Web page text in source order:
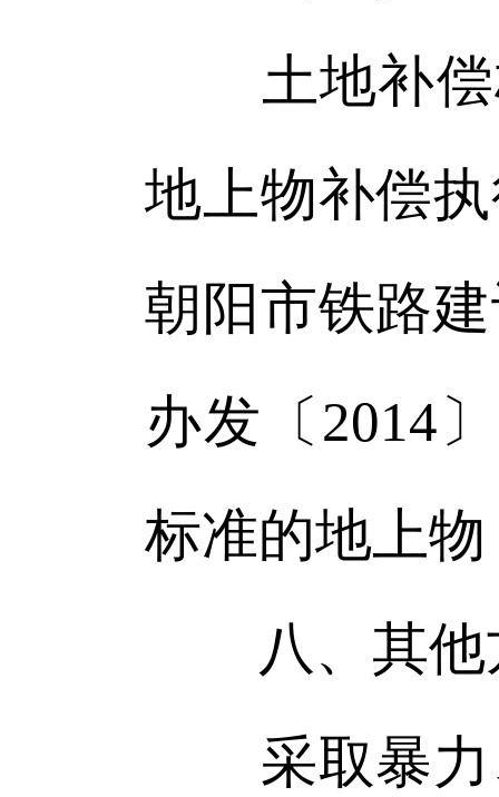
土地补偿
地上物补偿
朝阳市铁路
办发〔2014
标准的地上
八、其他
采取暴力